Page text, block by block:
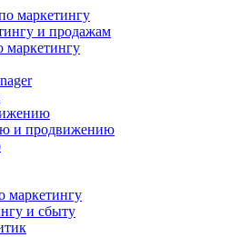
маркетингу
и продажам
маркетингу
и продвижению
маркетингу
и сбыту